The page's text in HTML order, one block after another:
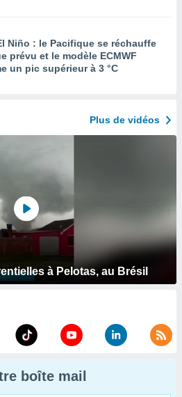
Niño : le Pacifique se réchauffe
prévu et le modèle ECMWF
un pic supérieur à 3 °C
Plus de vidéos
à Pelotas, au Brésil
boîte mail